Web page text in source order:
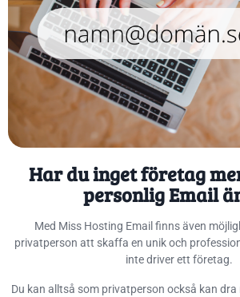
Har du inget företag
personlig Email
Med Miss Hosting Email finns även
privatperson att skaffa en unik och
inte driver ett företag.
Du kan alltså som privatperson också kan